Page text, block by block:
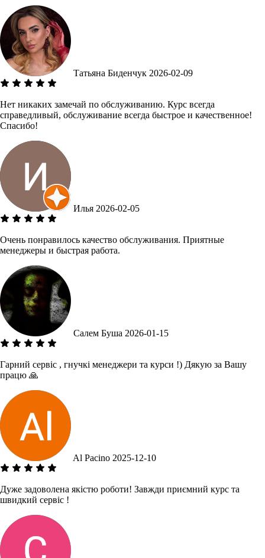
Татьяна Биденчук 2026-02-09
Нет никаких замечай по обслуживанию. Курс всегда
справедливый, обслуживание всегда быстрое и качественное!
Спасибо!
Илья 2026-02-05
Очень понравилось качество обслуживания. Приятные
менеджеры и быстрая работа.
Салем Буша 2026-01-15
Гарний сервіс , гнучкі менеджери та курси !) Дякую за Вашу
працю 🙏
Al Pacino 2025-12-10
Дуже задоволена якістю роботи! Завжди приємний курс та
швидкий сервіс !